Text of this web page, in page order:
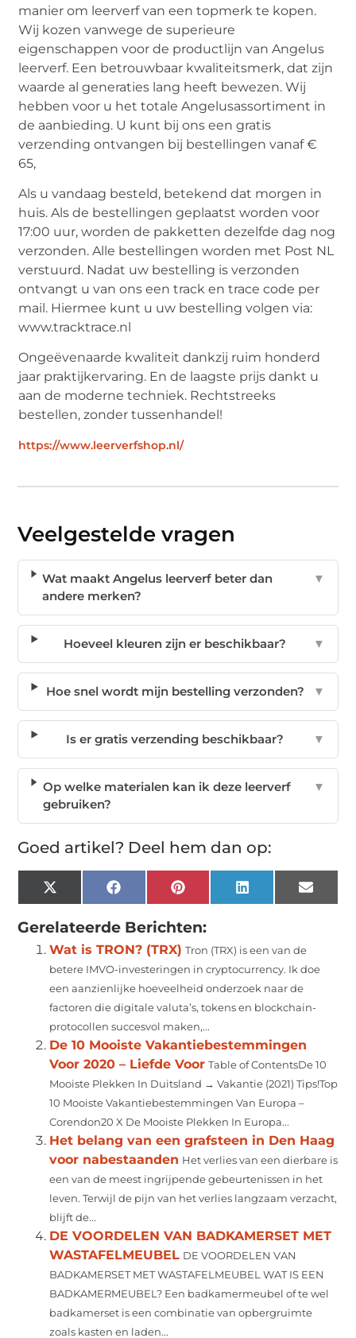
manier om leerverf van een topmerk te kopen.
Wij kozen vanwege de superieure
eigenschappen voor de productlijn van Angelus
leerverf. Een betrouwbaar kwaliteitsmerk, dat zijn
waarde al generaties lang heeft bewezen. Wij
hebben voor u het totale Angelusassortiment in
de aanbieding. U kunt bij ons een gratis
verzending ontvangen bij bestellingen vanaf €
65,
Als u vandaag besteld, betekend dat morgen in
huis. Als de bestellingen geplaatst worden voor
17:00 uur, worden de pakketten dezelfde dag nog
verzonden. Alle bestellingen worden met Post NL
verstuurd. Nadat uw bestelling is verzonden
ontvangt u van ons een track en trace code per
mail. Hiermee kunt u uw bestelling volgen via:
www.tracktrace.nl
Ongeëvenaarde kwaliteit dankzij ruim honderd
jaar praktijkervaring. En de laagste prijs dankt u
aan de moderne techniek. Rechtstreeks
bestellen, zonder tussenhandel!
https://www.leerverfshop.nl/
Veelgestelde vragen
Wat maakt Angelus leerverf beter dan
andere merken?
▼
Hoeveel kleuren zijn er beschikbaar? ▼
Hoe snel wordt mijn bestelling verzonden? ▼
Is er gratis verzending beschikbaar? ▼
Op welke materialen kan ik deze leerverf
gebruiken?
▼
Goed artikel? Deel hem dan op:
X
(Twitter)
Facebook Pinterest LinkedIn Email
Gerelateerde Berichten:
Wat is TRON? (TRX) Tron (TRX) is een van de
betere IMVO-investeringen in cryptocurrency. Ik doe
een aanzienlijke hoeveelheid onderzoek naar de
factoren die digitale valuta’s, tokens en blockchain-
protocollen succesvol maken,...
De 10 Mooiste Vakantiebestemmingen
Voor 2020 – Liefde Voor Table of ContentsDe 10
Mooiste Plekken In Duitsland → Vakantie (2021) Tips!Top
10 Mooiste Vakantiebestemmingen Van Europa –
Corendon20 X De Mooiste Plekken In Europa...
Het belang van een grafsteen in Den Haag
voor nabestaanden Het verlies van een dierbare is
een van de meest ingrijpende gebeurtenissen in het
leven. Terwijl de pijn van het verlies langzaam verzacht,
blijft de...
DE VOORDELEN VAN BADKAMERSET MET
WASTAFELMEUBEL DE VOORDELEN VAN
BADKAMERSET MET WASTAFELMEUBEL WAT IS EEN
BADKAMERMEUBEL? Een badkamermeubel of te wel
badkamerset is een combinatie van opbergruimte
zoals kasten en laden...